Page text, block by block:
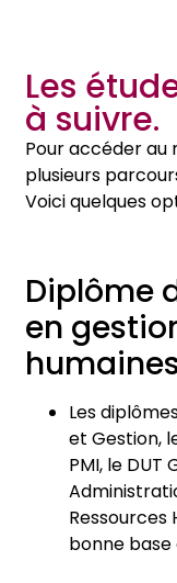
Les
à suivre.
Pour accéder au
plusieurs
Voici quelques
Diplôme
en
Les
et Gestion,
PMI, le
Ressources
bonne base